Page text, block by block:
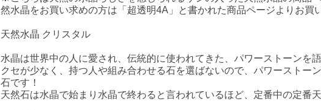
然水晶をお買い求めの方は「超透明4A」と書かれた商品ページよりお買
天然水晶 クリスタル
水晶は世界中の人に愛され、伝統的に使われてきた、パワーストーンを
クセが少なく、持つ人や組み合わせる石を選ばないので、パワーストー
石です！
天然石は水晶で始まり水晶で終わると言われているほど、定番中の定番天